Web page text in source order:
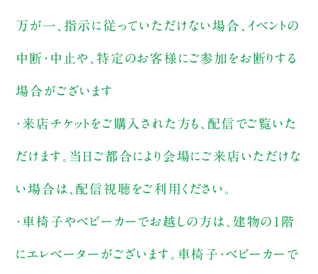
万が一、指示に従っていただけない場合、イベントの
中断・中止や、特定のお客様にご参加をお断りする
場合がございます
・来店チケットをご購入された方も、配信でご覧いた
だけます。当日ご都合により会場にご来店いただけな
い場合は、配信視聴をご利用ください。
・車椅子やベビーカーでお越しの方は、建物の1階
にエレベーターがございます。車椅子・ベビーカーで